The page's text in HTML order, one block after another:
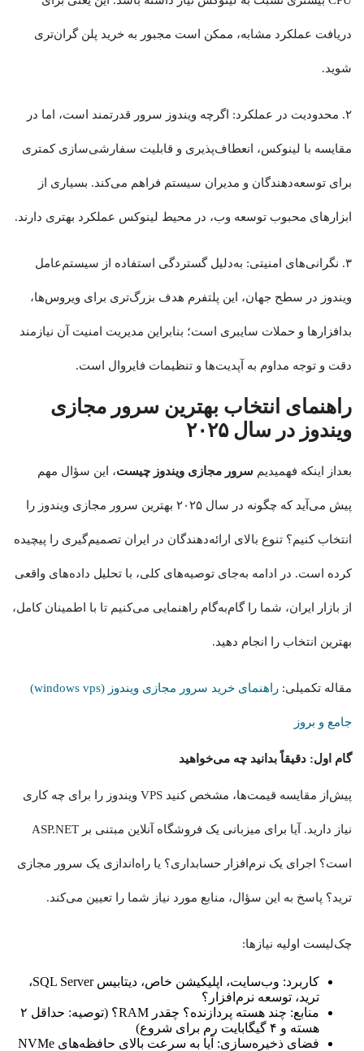
دریافت عملکرد مشابه، ممکن است مجبور به خرید پلن گران‌تری
شوید.
۲. محدودیت در عملکرد: اگرچه ویندوز سرور قدرتمند است، اما در
مقایسه با لینوکس، انعطاف‌پذیری و قابلیت سفارشی‌سازی کمتری
برای توسعه‌دهندگان و مدیران سیستم فراهم می‌کند. بسیاری از
ابزارهای محبوب توسعه وب، در محیط لینوکس عملکرد بهتری دارند.
۳. نگرانی‌های امنیتی: به‌دلیل گستردگی استفاده از سیستم‌عامل
ویندوز در سطح جهان، این پلتفرم هدف بزرگ‌تری برای ویروس‌ها،
بدافزارها و حملات سایبری است؛ بنابراین مدیریت امنیت آن نیازمند
دقت و توجه مداوم به آپدیت‌ها و تنظیمات فایروال است.
راهنمای انتخاب بهترین سرور مجازی
ویندوز در سال ۲۰۲۵
بعداز اینکه فهمیدیم سرور مجازی ویندوز چیست، این سؤال مهم
پیش می‌آید که چگونه در سال ۲۰۲۵ بهترین سرور مجازی ویندوز را
انتخاب کنیم؟ تنوع بالای ارائه‌دهندگان در ایران تصمیم‌گیری را پیچیده
کرده است. در ادامه به‌جای توصیه‌های کلی، با تحلیل داده‌های واقعی
از بازار ایران، شما را گام‌به‌گام راهنمایی می‌کنیم تا با اطمینان کامل،
بهترین انتخاب را انجام دهید.
مقاله تکمیلی: راهنمای خرید سرور مجازی ویندوز (windows vps)
جامع و بروز
گام اول: دقیقاً بدانید چه می‌خواهید
پیش‌از مقایسه قیمت‌ها، مشخص کنید VPS ویندوز را برای چه کاری
نیاز دارید. آیا برای میزبانی یک فروشگاه آنلاین مبتنی بر ASP.NET
است؟ اجرای یک نرم‌افزار حسابداری؟ یا راه‌اندازی یک سرور مجازی
ترید؟ پاسخ به این سؤال، منابع مورد نیاز شما را تعیین می‌کند.
چک‌لیست اولیه نیازها:
کاربرد: وب‌سایت، اپلیکیشن خاص، دیتابیس SQL Server،
ترید، توسعه نرم‌افزار؟
منابع: چند هسته پردازنده؟ چقدر RAM؟ (توصیه: حداقل ۲
هسته و ۴ گیگابایت رم برای شروع)
فضای ذخیره‌سازی: آیا به سرعت بالای حافظه‌های NVMe